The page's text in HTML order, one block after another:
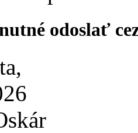
odoslať